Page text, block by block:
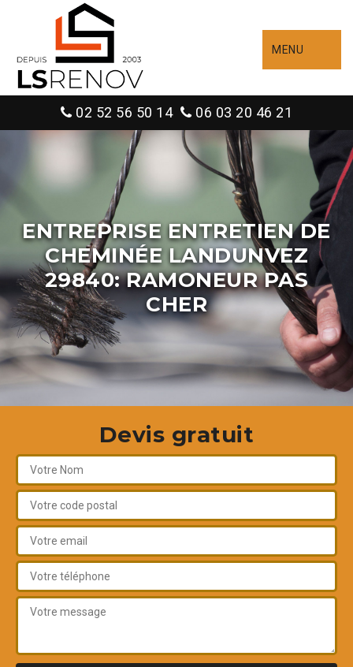
MENU
02 52 56 50 14 06 03 20 46 21
ENTREPRISE ENTRETIEN DE
CHEMINÉE LANDUNVEZ
29840: RAMONEUR PAS
CHER
Devis gratuit